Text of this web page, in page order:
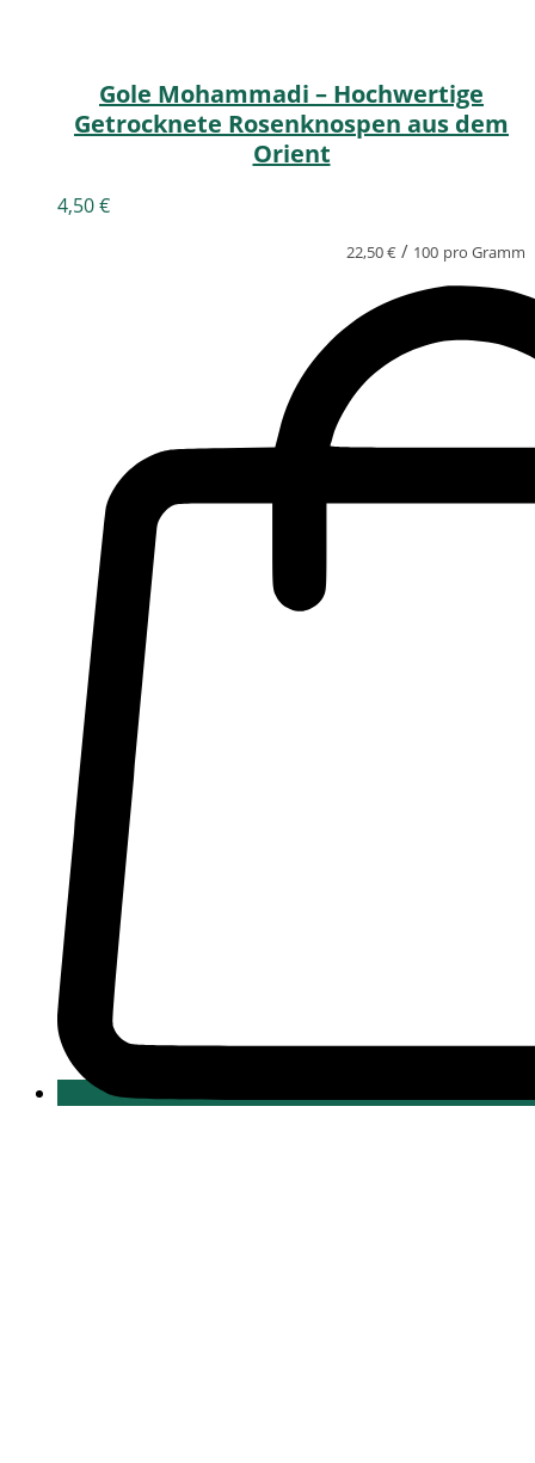
Gole Mohammadi – Hochwertige
Getrocknete Rosenknospen aus dem
Orient
4,50€
22,50€ / 100 pro Gramm